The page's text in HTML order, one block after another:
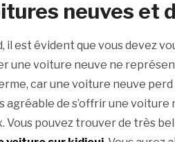
neuves et
il est évident que vous devez
une voiture neuve ne
car une voiture neuve
de s’offrir une voiture
Vous pouvez trouver de très